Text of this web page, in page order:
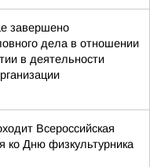
завершено
дела в отношении
в деятельности
Всероссийская
ко Дню физкультурника